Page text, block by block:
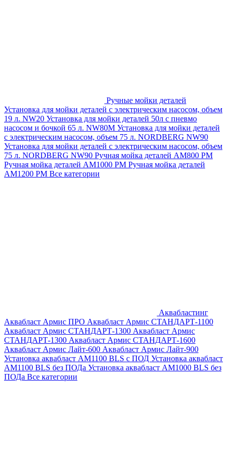
Ручные мойки деталей
Установка для мойки деталей с электрическим насосом, объем
19 л. NW20 Установка для мойки деталей 50л с пневмо
насосом и бочкой 65 л. NW80M Установка для мойки деталей
с электрическим насосом, объем 75 л. NORDBERG NW90
Установка для мойки деталей с электрическим насосом, объем
75 л. NORDBERG NW90 Ручная мойка деталей АМ800 РМ
Ручная мойка деталей АМ1000 РМ Ручная мойка деталей
АМ1200 РМ Все категории
Аквабластинг
Аквабласт Армис ПРО Аквабласт Армис СТАНДАРТ-1100
Аквабласт Армис СТАНДАРТ-1300 Аквабласт Армис
СТАНДАРТ-1300 Аквабласт Армис СТАНДАРТ-1600
Аквабласт Армис Лайт-600 Аквабласт Армис Лайт-900
Установка аквабласт AM1100 BLS с ПОД Установка аквабласт
AM1100 BLS без ПОДа Установка аквабласт AM1000 BLS без
ПОДа Все категории